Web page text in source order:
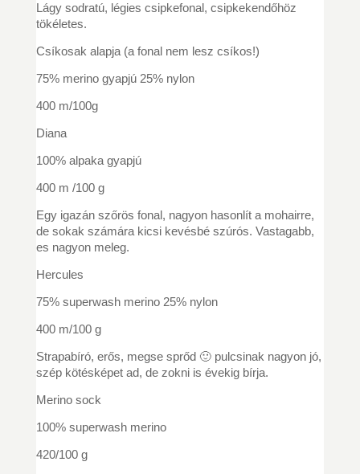
Lágy sodratú, légies csipkefonal, csipkekendőhöz
tökéletes.
Csíkosak alapja (a fonal nem lesz csíkos!)
75% merino gyapjú 25% nylon
400 m/100g
Diana
100% alpaka gyapjú
400 m /100 g
Egy igazán szőrös fonal, nagyon hasonlít a mohairre,
de sokak számára kicsi kevésbé szúrós. Vastagabb,
es nagyon meleg.
Hercules
75% superwash merino 25% nylon
400 m/100 g
Strapabíró, erős, megse sprőd 🙂 pulcsinak nagyon jó,
szép kötésképet ad, de zokni is évekig bírja.
Merino sock
100% superwash merino
420/100 g